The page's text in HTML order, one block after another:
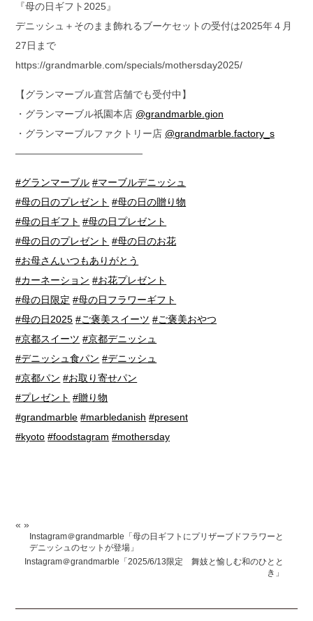
『母の日ギフト2025』
デニッシュ＋そのまま飾れるブーケセットの受付は2025年４月
27日まで
https://grandmarble.com/specials/mothersday2025/
【グランマーブル直営店舗でも受付中】
・グランマーブル祇園本店 @grandmarble.gion
・グランマーブルファクトリー店 @grandmarble.factory_s
—————————————
#グランマーブル #マーブルデニッシュ
#母の日のプレゼント #母の日の贈り物
#母の日ギフト #母の日プレゼント
#母の日のプレゼント #母の日のお花
#お母さんいつもありがとう
#カーネーション #お花プレゼント
#母の日限定 #母の日フラワーギフト
#母の日2025 #ご褒美スイーツ #ご褒美おやつ
#京都スイーツ #京都デニッシュ
#デニッシュ食パン #デニッシュ
#京都パン #お取り寄せパン
#プレゼント #贈り物
#grandmarble #marbledanish #present
#kyoto #foodstagram #mothersday
«
Instagram＠grandmarble「母の日ギフトにプリザーブドフラワーと
デニッシュのセットが登場」
Instagram＠grandmarble「2025/6/13限定 舞妓と愉しむ和のひとと
き」
»